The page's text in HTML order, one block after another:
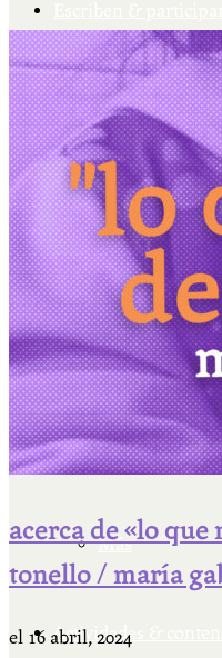
Actualidad y
Educación
Literatura
Filosofía
Psicología
Más
Actividades &
acerca de «lo
tonello / maría
el 16 abril, 2024